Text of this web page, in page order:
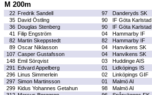
M 200m
22 Fredrik Sandell 97 Danderyds SK
35 David Östling 90
IF Göta Karlstad
36 Douglas Stenberg 90
IF Göta Karlstad
41 Filip Engström 04 Hammarby IF
82 Martin Skeppstedt 82 Hammarby IF
89 Oscar Niklasson 04 Hanvikens SK
107 Casper Gustafsson 04 Hanvikens SK
148 Emil Sörqvist 03 Huddinge AIS
291
Edvard Appelberg 01
Lidköpings IS
296 Linus Simmerlein 02 Linköpings GIF
297 Simon Martinsson 01 Malmö AI
299 Kidus Yohannes Getahun 98 Malmö AI